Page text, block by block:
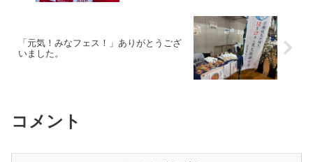
「元気！みなフェス！」ありがとうござ
いました。
コメント